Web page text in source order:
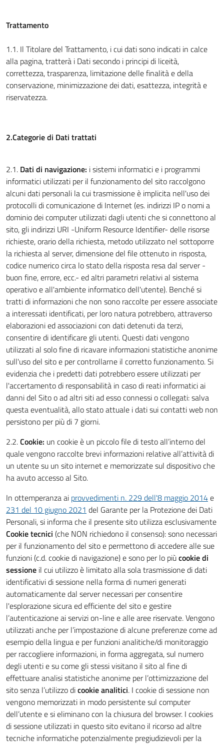
Trattamento
1.1. Il Titolare del Trattamento, i cui dati sono indicati in calce
alla pagina, tratterà i Dati secondo i principi di liceità,
correttezza, trasparenza, limitazione delle finalità e della
conservazione, minimizzazione dei dati, esattezza, integrità e
riservatezza.
2.Categorie di Dati trattati
2.1. Dati di navigazione: i sistemi informatici e i programmi
informatici utilizzati per il funzionamento del sito raccolgono
alcuni dati personali la cui trasmissione è implicita nell'uso dei
protocolli di comunicazione di Internet (es. indirizzi IP o nomi a
dominio dei computer utilizzati dagli utenti che si connettono al
sito, gli indirizzi URI -Uniform Resource Identifier- delle risorse
richieste, orario della richiesta, metodo utilizzato nel sottoporre
la richiesta al server, dimensione del file ottenuto in risposta,
codice numerico circa lo stato della risposta resa dal server -
buon fine, errore, ecc.- ed altri parametri relativi al sistema
operativo e all'ambiente informatico dell'utente). Benché si
tratti di informazioni che non sono raccolte per essere associate
a interessati identificati, per loro natura potrebbero, attraverso
elaborazioni ed associazioni con dati detenuti da terzi,
consentire di identificare gli utenti. Questi dati vengono
utilizzati al solo fine di ricavare informazioni statistiche anonime
sull'uso del sito e per controllarne il corretto funzionamento. Si
evidenzia che i predetti dati potrebbero essere utilizzati per
l'accertamento di responsabilità in caso di reati informatici ai
danni del Sito o ad altri siti ad esso connessi o collegati: salva
questa eventualità, allo stato attuale i dati sui contatti web non
persistono per più di 7 giorni.
2.2.Cookie: un cookie è un piccolo file di testo all’interno del
quale vengono raccolte brevi informazioni relative all’attività di
un utente su un sito internet e memorizzate sul dispositivo che
ha avuto accesso al Sito.
In ottemperanza ai provvedimenti n. 229 dell'8 maggio 2014e
231 del 10 giugno 2021 del Garante per la Protezione dei Dati
Personali, si informa che il presente sito utilizza esclusivamente
Cookie tecnici (che NON richiedono il consenso): sono necessari
per il funzionamento del sito e permettono di accedere alle sue
funzioni (c.d. cookie di navigazione) e sono per lo piùcookie di
sessione il cui utilizzo è limitato alla sola trasmissione di dati
identificativi di sessione nella forma di numeri generati
automaticamente dal server necessari per consentire
l'esplorazione sicura ed efficiente del sito e gestire
l’autenticazione ai servizi on-line e alle aree riservate. Vengono
utilizzati anche per l’impostazione di alcune preferenze come ad
esempio della lingua e per funzioni analitiche/di monitoraggio
per raccogliere informazioni, in forma aggregata, sul numero
degli utenti e su come gli stessi visitano il sito al fine di
effettuare analisi statistiche anonime per l’ottimizzazione del
sito senza l’utilizzo dicookie analitici. I cookie di sessione non
vengono memorizzati in modo persistente sul computer
dell’utente e si eliminano con la chiusura del browser. I cookies
di sessione utilizzati in questo sito evitano il ricorso ad altre
tecniche informatiche potenzialmente pregiudizievoli per la